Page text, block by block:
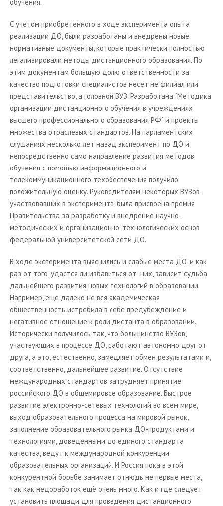
обучения.
С учетом приобретенного в ходе эксперимента опыта
реализации ДО, были разработаны и внедрены новые
нормативные документы, которые практически полностью
легализировали методы дистанционного образования. По
этим документам большую долю ответственности за
качество подготовки специалистов несет не филиал или
представительство, а головной ВУЗ. Разработана `Методика
организации дистанционного обучения в учреждениях
высшего профессионального образования РФ` и проекты
множества отраслевых стандартов. На парламентских
слушаниях несколько лет назад эксперимент по ДО и
непосредственно само направление развития методов
обучения с помощью информационного и
телекоммуникационного техобеспечения получило
положительную оценку. Руководителям некоторых ВУЗов,
участвовавших в эксперименте, была присвоена премия
Правительства за разработку и внедрение научно-
методических и организационно-технологических основ
федеральной университетской сети ДО.
В ходе эксперимента выяснились и слабые места ДО, и как
раз от того, удастся ли избавиться от них, зависит судьба
дальнейшего развития новых технологий в образовании.
Например, еще далеко не вся академическая
общественность истребила в себе предубеждение и
негативное отношение к роли дистанта в образовании.
Исторически получилось так, что большинство ВУЗов,
участвующих в процессе ДО, работают автономно друг от
друга, а это, естественно, замедляет обмен результатами и,
соответственно, дальнейшее развитие. Отсутствие
международных стандартов затрудняет принятие
российского ДО в общемировое образование. Быстрое
развитие электронно-сетевых технологий во всем мире,
выход образовательного процесса на мировой рынок,
заполнение образовательного рынка ДО-продуктами и
технологиями, доведенными до единого стандарта
качества, ведут к международной конкуренции
образовательных организаций. И Россия пока в этой
конкурентной борьбе занимает отнюдь не первые места,
так как недоработок ещё очень много. Как и где следует
установить площади для проведения дистанционного